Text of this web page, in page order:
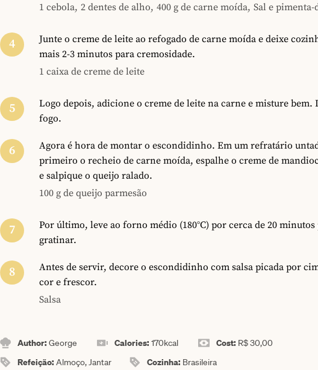
1 cebola, 2 dentes de alho, 400 g de carne moída, Sal e
Junte o creme de leite ao refogado de carne moída e deixe
mais 2-3 minutos para cremosidade.
1 caixa de creme de leite
Logo depois, adicione o creme de leite na carne e misture bem.
fogo.
Agora é hora de montar o escondidinho. Em um refratário
primeiro o recheio de carne moída, espalhe o creme de
e salpique o queijo ralado.
100 g de queijo parmesão
Por último, leve ao forno médio (180°C) por cerca de 20 minutos
gratinar.
Antes de servir, decore o escondidinho com salsa picada por
cor e frescor.
Salsa
Author:George Calories:170kcal Cost: R$ 30,00
Refeição:Almoço, Jantar Cozinha: Brasileira